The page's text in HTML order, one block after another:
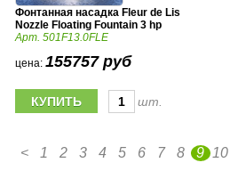
Фонтанная насадка Fleur de Lis
Nozzle Floating Fountain 3 hp
Арт. 501F13.0FLE
цена: 155757 руб
шт.
< 1 2 3 4 5 6 7 8 9 10